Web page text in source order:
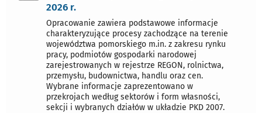
2026 r.
Opracowanie zawiera podstawowe informacje
charakteryzujące procesy zachodzące na terenie
województwa pomorskiego m.in. z zakresu rynku
pracy, podmiotów gospodarki narodowej
zarejestrowanych w rejestrze REGON, rolnictwa,
przemysłu, budownictwa, handlu oraz cen.
Wybrane informacje zaprezentowano w
przekrojach według sektorów i form własności,
sekcji i wybranych działów w układzie PKD 2007.